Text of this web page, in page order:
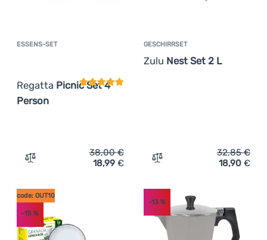
ESSENS-SET
Regatta Picnic Set 4
Person
Kundenbewertung
Zum Vergleich 'Essens-Set Regatta Picnic Set 4 Person'
38,00€
18,99 €
GESCHIRRSET
Zulu Nest Set 2 L
Zum Vergleich
32,85€
18,90 €
code: OUT10
-15 %
-13%